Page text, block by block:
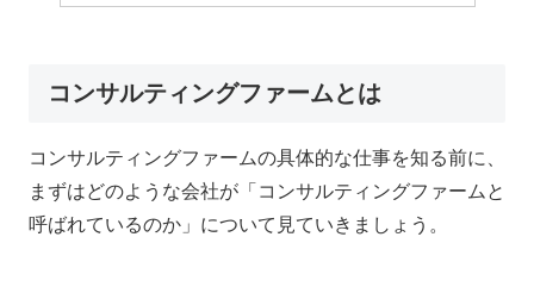
コンサルティングファームとは
コンサルティングファームの具体的な仕事を知る前に、
まずはどのような会社が「コンサルティングファームと
呼ばれているのか」について見ていきましょう。